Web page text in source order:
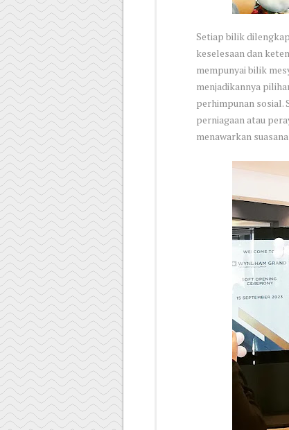
Setiap bilik
keselesaan dan
mempunyai bilik
menjadikannya
perhimpunan sosial.
perniagaan atau
menawarkan